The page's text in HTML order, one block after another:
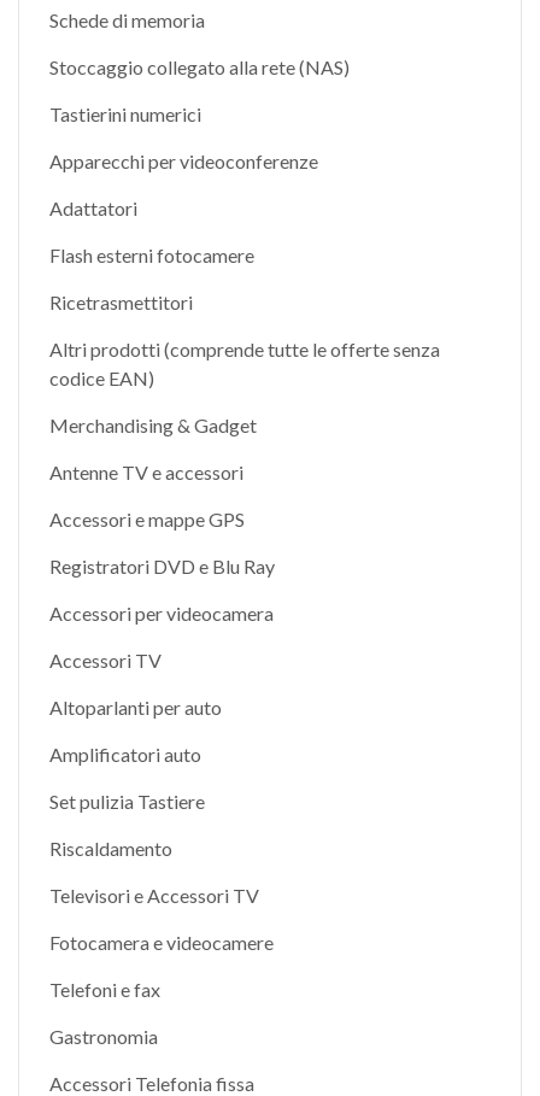
Schede di memoria
Stoccaggio collegato alla rete (NAS)
Tastierini numerici
Apparecchi per videoconferenze
Adattatori
Flash esterni fotocamere
Ricetrasmettitori
Altri prodotti (comprende tutte le offerte senza
codice EAN)
Merchandising & Gadget
Antenne TV e accessori
Accessori e mappe GPS
Registratori DVD e Blu Ray
Accessori per videocamera
Accessori TV
Altoparlanti per auto
Amplificatori auto
Set pulizia Tastiere
Riscaldamento
Televisori e Accessori TV
Fotocamera e videocamere
Telefoni e fax
Gastronomia
Accessori Telefonia fissa